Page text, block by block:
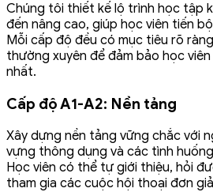
Chúng tôi thiết kế lộ trình học tập
đến nâng cao, giúp học viên tiến
Mỗi cấp độ đều có mục tiêu rõ
thường xuyên để đảm bảo học
nhất.
Cấp độ A1-A2: Nền tảng
Xây dựng nền tảng vững chắc với
vựng thông dụng và các tình
Học viên có thể tự giới thiệu, hỏi
tham gia các cuộc hội thoại đơn